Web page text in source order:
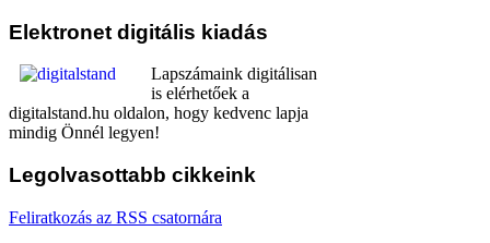
Elektronet digitális kiadás
Lapszámaink digitálisan
is elérhetőek a
digitalstand.hu oldalon, hogy kedvenc lapja
mindig Önnél legyen!
Legolvasottabb cikkeink
Feliratkozás az RSS csatornára